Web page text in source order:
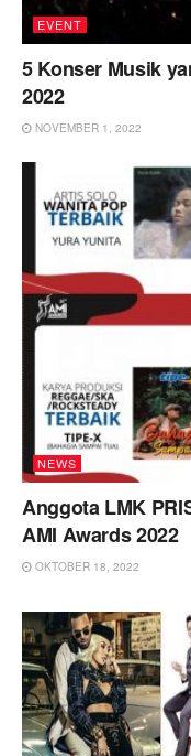
EVENT
5 Konser Musik
2022
NOVEMBER 1, 2022
NEWS
Anggota LMK
AMI Awards 2022
OKTOBER 18, 2022